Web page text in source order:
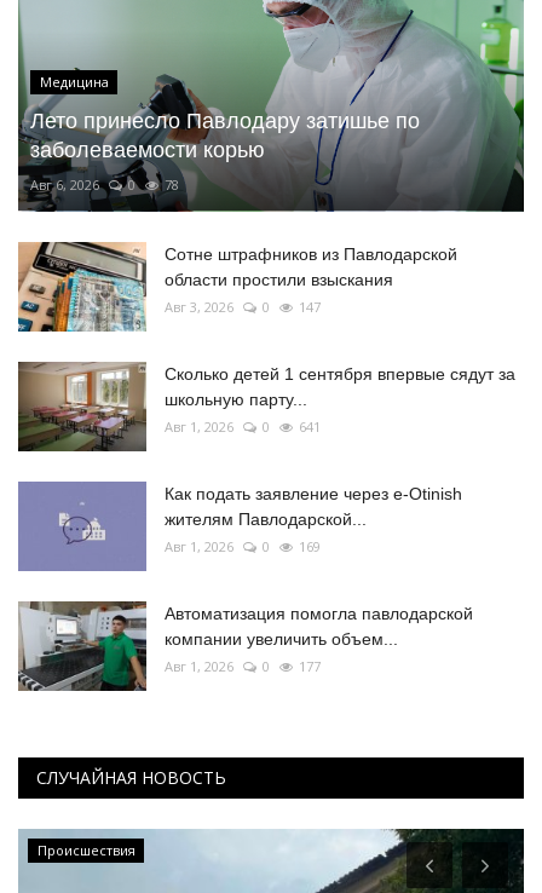
Медицина
Лето принесло Павлодару затишье по
заболеваемости корью
Авг 6, 2026 0 78
Сотне штрафников из Павлодарской
области простили взыскания
Авг 3, 2026 0 147
Сколько детей 1 сентября впервые сядут за
школьную парту...
Авг 1, 2026 0 641
Как подать заявление через e-Otinish
жителям Павлодарской...
Авг 1, 2026 0 169
Автоматизация помогла павлодарской
компании увеличить объем...
Авг 1, 2026 0 177
СЛУЧАЙНАЯ НОВОСТЬ
Происшествия